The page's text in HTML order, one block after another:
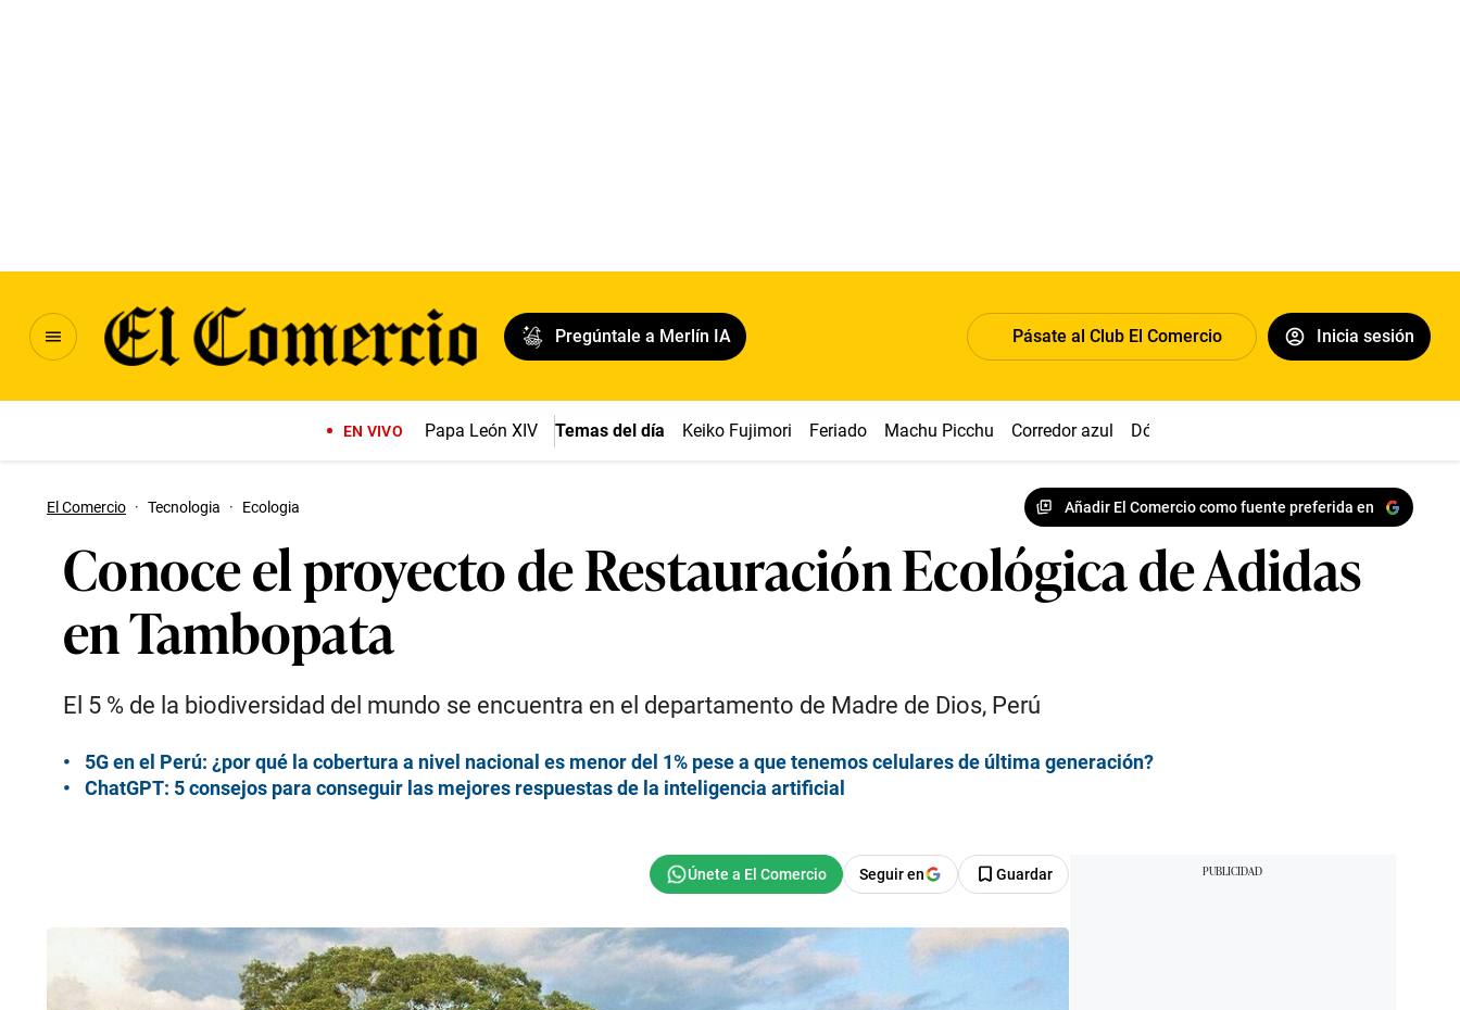
Pregúntale a Merlín IA Pásate al Club El Comercio Inicia sesión
EN VIVO Papa León XIV Temas del día Keiko Fujimori Feriado Machu Picchu Corredor azul Dólar
El Comercio · Tecnologia · Ecologia Añadir El Comercio como fuente preferida en
Conoce el proyecto de Restauración Ecológica de Adidas
en Tambopata
El 5 % de la biodiversidad del mundo se encuentra en el departamento de Madre de Dios, Perú
5G en el Perú: ¿por qué la cobertura a nivel nacional es menor del 1% pese a que tenemos celulares de última generación?
ChatGPT: 5 consejos para conseguir las mejores respuestas de la inteligencia artificial
Seguir en Guardar